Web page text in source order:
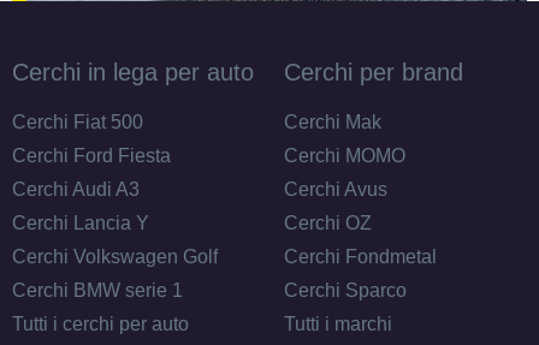
Cerchi in lega per auto
Cerchi Fiat 500
Cerchi Ford Fiesta
Cerchi Audi A3
Cerchi Lancia Y
Cerchi Volkswagen Golf
Cerchi BMW serie 1
Tutti i cerchi per auto
Cerchi per brand
Cerchi Mak
Cerchi MOMO
Cerchi Avus
Cerchi OZ
Cerchi Fondmetal
Cerchi Sparco
Tutti i marchi